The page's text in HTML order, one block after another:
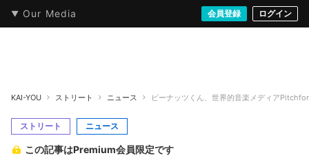
Our Media 会員登録 ログイン
本・文芸 情報化社会 音楽・映像 ゲームストリート
KAI-YOU ストリート ニュース ピーナッツくん、世界的音楽メディア
ストリート ニュース
この記事はPremium会員限定です